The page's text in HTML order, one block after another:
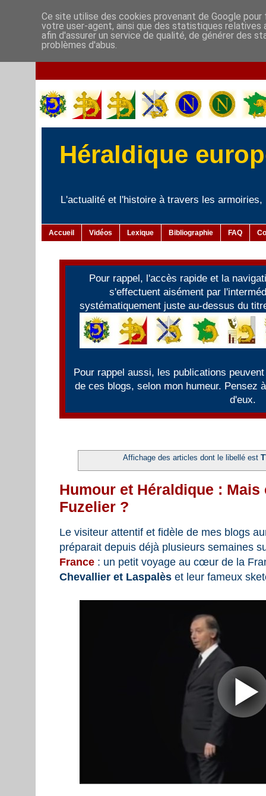
Héraldique
L'actualité et l'histoire à travers les
Accueil Vidéos Lexique Bibliographie FAQ
Pour rappel, l'accès rapide et la
s'effectuent aisément par
systématiquement juste au-dessus du
Pour rappel aussi, les publications
de ces blogs, selon mon humeur. Pensez
d'eux.
Affichage des articles dont le libellé est
Humour et Héraldique :
Fuzelier ?
Le visiteur attentif et fidèle de mes blogs
préparait depuis déjà plusieurs semaines
France : un petit voyage au cœur de la
Chevallier et Laspalès et leur fameux
Ce site utilise des cookies provenant de Google
votre user-agent, ainsi que des statistiques
afin d'assurer un service de qualité, de générer des
problèmes d'abus.